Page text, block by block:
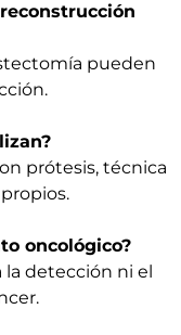
pueden
prótesis, técnica
oncológico?
la detección ni el